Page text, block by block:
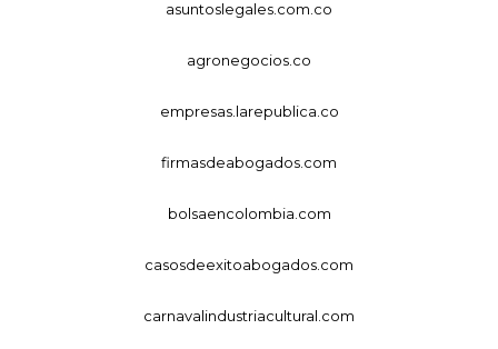
asuntoslegales.com.co
agronegocios.co
empresas.larepublica.co
firmasdeabogados.com
bolsaencolombia.com
casosdeexitoabogados.com
carnavalindustriacultural.com